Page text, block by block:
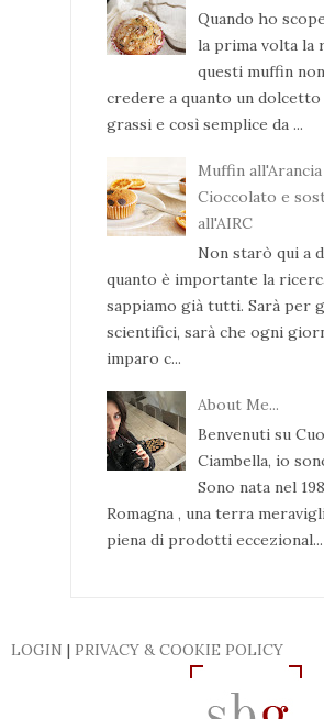
Quando ho
la prima volta la
questi muffin
credere a quanto un dolcetto
grassi e così semplice da ...
Muffin all'Arancia
Cioccolato e
all'AIRC
Non starò qui a
quanto è importante la
sappiamo già tutti. Sarà per
scientifici, sarà che ogni
imparo c...
About Me...
Benvenuti su
Ciambella, io
Sono nata nel
Romagna , una terra
piena di prodotti eccezional...
LOGIN | PRIVACY & COOKIE POLICY